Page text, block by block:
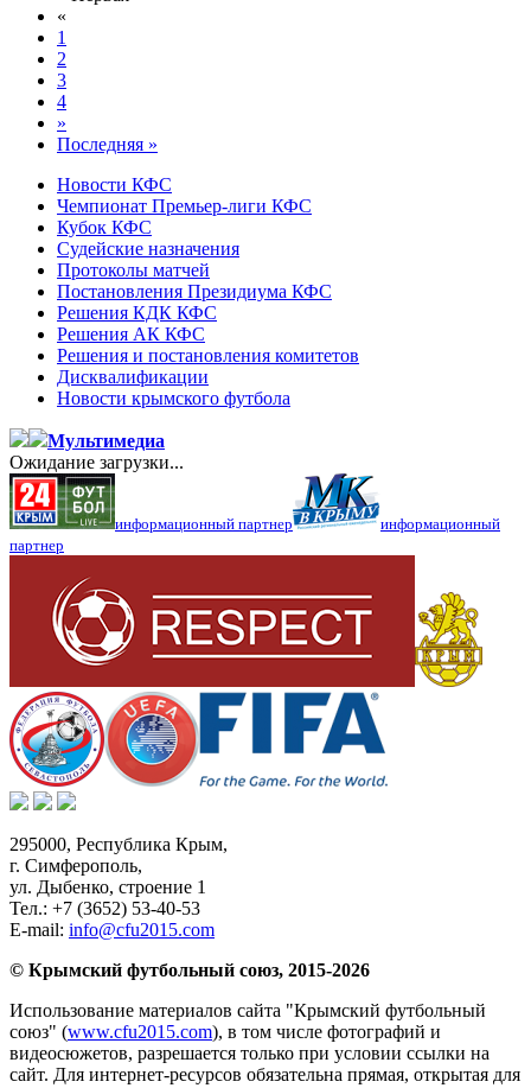
«
1
2
3
4
»
Последняя »
Новости КФС
Чемпионат Премьер-лиги КФС
Кубок КФС
Судейские назначения
Протоколы матчей
Постановления Президиума КФС
Решения КДК КФС
Решения АК КФС
Решения и постановления комитетов
Дисквалификации
Новости крымского футбола
Мультимедиа
Ожидание загрузки...
информационный партнер
информационный
партнер
295000, Республика Крым,
г. Симферополь,
ул. Дыбенко, строение 1
Тел.: +7 (3652) 53-40-53
E-mail: info@cfu2015.com
© Крымский футбольный союз, 2015-2026
Использование материалов сайта "Крымский футбольный
союз" (www.cfu2015.com), в том числе фотографий и
видеосюжетов, разрешается только при условии ссылки на
сайт. Для интернет-ресурсов обязательна прямая, открытая для